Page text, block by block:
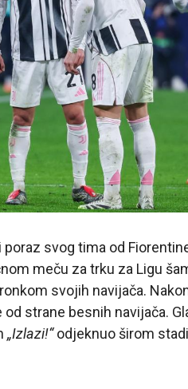
svog tima od
meču za trku za Ligu
svojih navijača.
strane besnih navijača.
„Izlazi!“odjeknuo širom